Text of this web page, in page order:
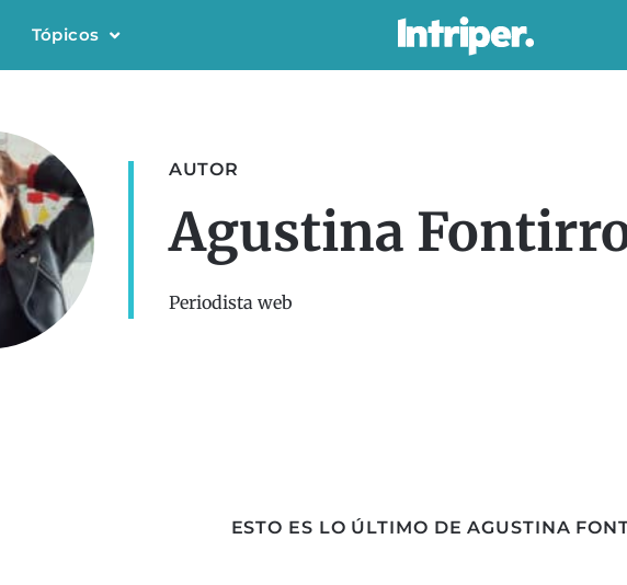
Tópicos
AUTOR
Agustina
Periodista web
ESTO ES LO ÚLTIMO DE AGUSTINA